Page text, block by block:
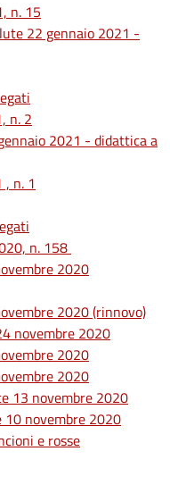
n. 15
22 gennaio 2021 -
n. 2
2021 - didattica a
n. 1
n. 158
2020
2020 (rinnovo)
novembre 2020
2020
2020
13 novembre 2020
10 novembre 2020
e rosse